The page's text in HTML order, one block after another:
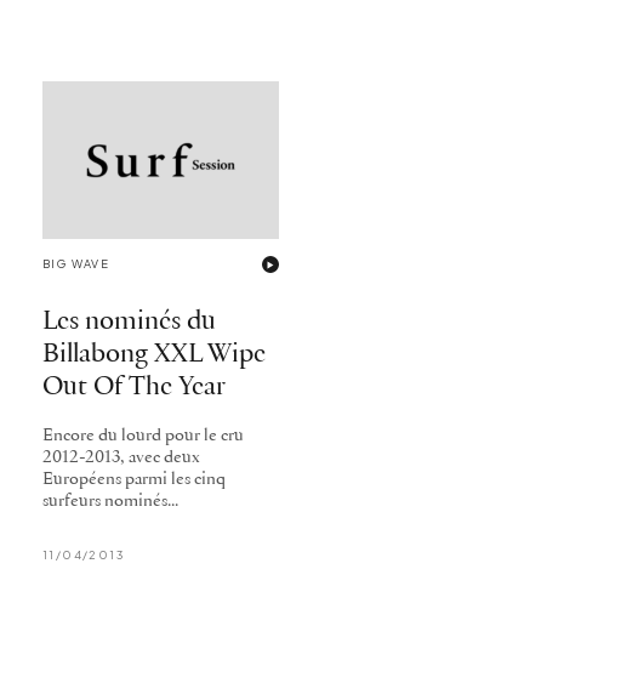
BIG WAVE
Les nominés du
Billabong XXL Wipe
Out Of The Year
Encore du lourd pour le cru
2012-2013, avec deux
Européens parmi les cinq
surfeurs nominés...
11/04/2013